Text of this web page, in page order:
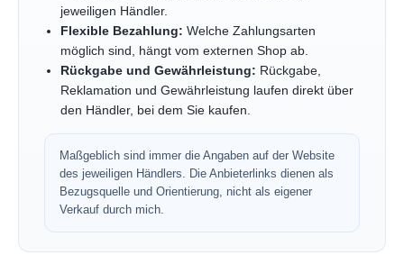
jeweiligen Händler.
Flexible Bezahlung: Welche Zahlungsarten
möglich sind, hängt vom externen Shop ab.
Rückgabe und Gewährleistung: Rückgabe,
Reklamation und Gewährleistung laufen direkt über
den Händler, bei dem Sie kaufen.
Maßgeblich sind immer die Angaben auf der Website
des jeweiligen Händlers. Die Anbieterlinks dienen als
Bezugsquelle und Orientierung, nicht als eigener
Verkauf durch mich.